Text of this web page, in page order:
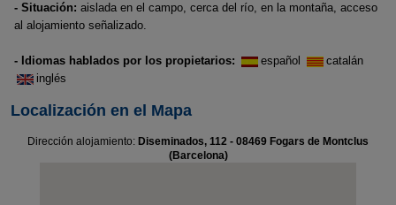
- Situación: aislada en el campo, cerca del río, en la montaña, acceso
al alojamiento señalizado.
- Idiomas hablados por los propietarios: español
catalán
inglés
Localización en el Mapa
Dirección alojamiento: Diseminados, 112 - 08469 Fogars de Montclus
(Barcelona)